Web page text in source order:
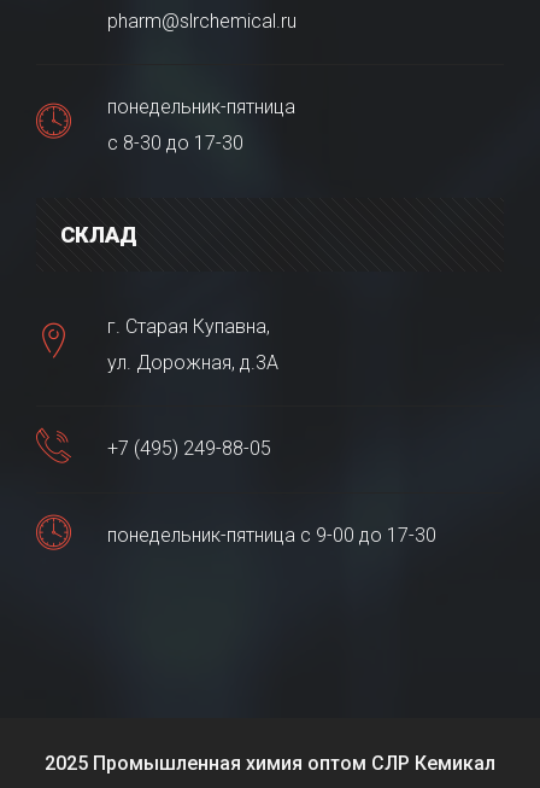
pharm@slrchemical.ru
понедельник-пятница
с 8-30 до 17-30
СКЛАД
г. Старая Купавна,
ул. Дорожная, д.3А
+7 (495) 249-88-05
понедельник-пятница с 9-00 до 17-30
2025 Промышленная химия оптом СЛР Кемикал